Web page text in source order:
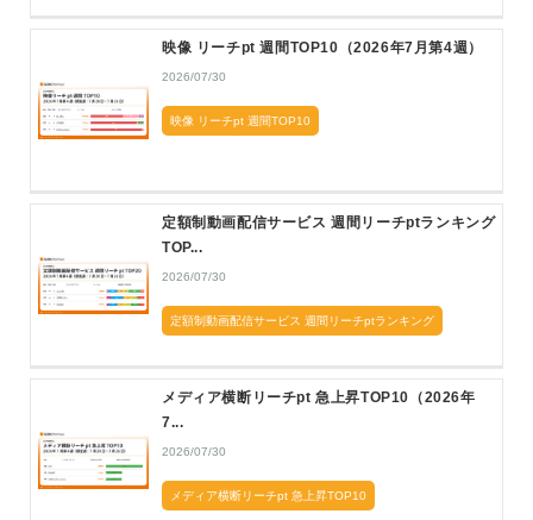
映像 リーチpt 週間TOP10（2026年7月第4週）
2026/07/30
映像 リーチpt 週間TOP10
定額制動画配信サービス 週間リーチptランキング
TOP...
2026/07/30
定額制動画配信サービス 週間リーチptランキング
メディア横断リーチpt 急上昇TOP10（2026年
7...
2026/07/30
メディア横断リーチpt 急上昇TOP10